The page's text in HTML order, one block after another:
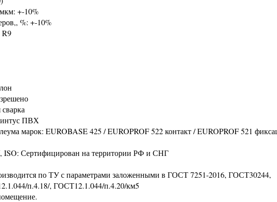
+-10%
%: +-10%
R9
ПВХ
марок: EUROBASE 425 / EUROPROF 522 контакт / EUROPROF 521
ISO: Сертифицирован на территории РФ и СНГ
по ТУ с параметрами заложенными в ГОСТ 7251-2016, ГОСТ30244,
п.4.18/, ГОСТ12.1.044/п.4.20/км5